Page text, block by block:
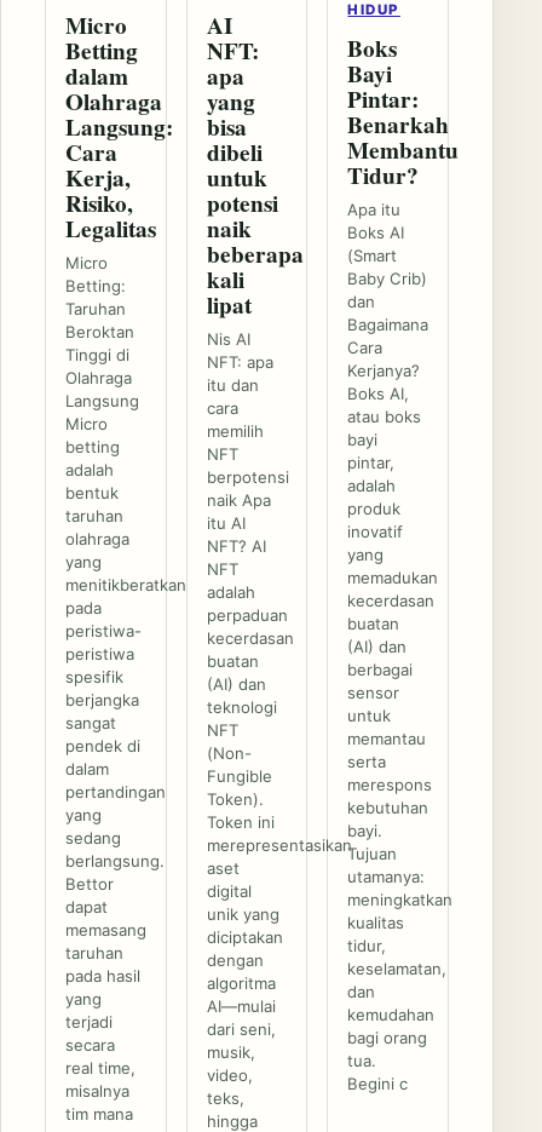
Micro
Betting
dalam
Olahraga
Langsung:
Cara
Kerja,
Risiko,
Legalitas
Micro
Betting:
Taruhan
Beroktan
Tinggi di
Olahraga
Langsung
Micro
betting
adalah
bentuk
taruhan
olahraga
yang
menitikberatkan
pada
peristiwa-
peristiwa
spesifik
berjangka
sangat
pendek di
dalam
pertandingan
yang
sedang
berlangsung.
Bettor
dapat
memasang
taruhan
pada hasil
yang
terjadi
secara
real time,
misalnya
tim mana
AI
NFT:
apa
yang
bisa
dibeli
untuk
potensi
naik
beberapa
kali
lipat
Nis AI
NFT: apa
itu dan
cara
memilih
NFT
berpotensi
naik Apa
itu AI
NFT? AI
NFT
adalah
perpaduan
kecerdasan
buatan
(AI) dan
teknologi
NFT
(Non-
Fungible
Token).
Token ini
merepresentasikan
aset
digital
unik yang
diciptakan
dengan
algoritma
AI—mulai
dari seni,
musik,
video,
teks,
hingga
HIDUP
Boks
Bayi
Pintar:
Benarkah
Membantu
Tidur?
Apa itu
Boks AI
(Smart
Baby Crib)
dan
Bagaimana
Cara
Kerjanya?
Boks AI,
atau boks
bayi
pintar,
adalah
produk
inovatif
yang
memadukan
kecerdasan
buatan
(AI) dan
berbagai
sensor
untuk
memantau
serta
merespons
kebutuhan
bayi.
Tujuan
utamanya:
meningkatkan
kualitas
tidur,
keselamatan,
dan
kemudahan
bagi orang
tua.
Begini c